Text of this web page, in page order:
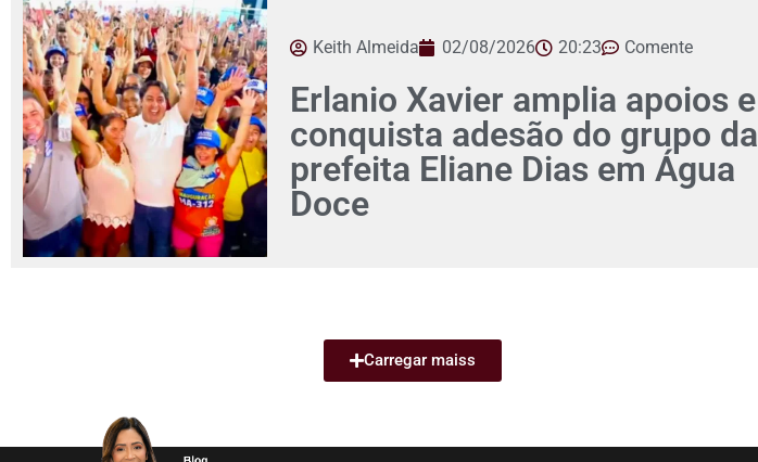
Keith Almeida 02/08/2026 20:23 Comente
Erlanio Xavier amplia apoios e
conquista adesão do grupo da
prefeita Eliane Dias em Água
Doce
Carregar maiss